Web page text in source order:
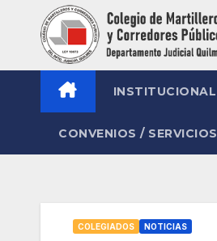
contenido
INSTITUCIONAL
CONVENIOS / SERVICIOS
COLEGIADOS NOTICIAS